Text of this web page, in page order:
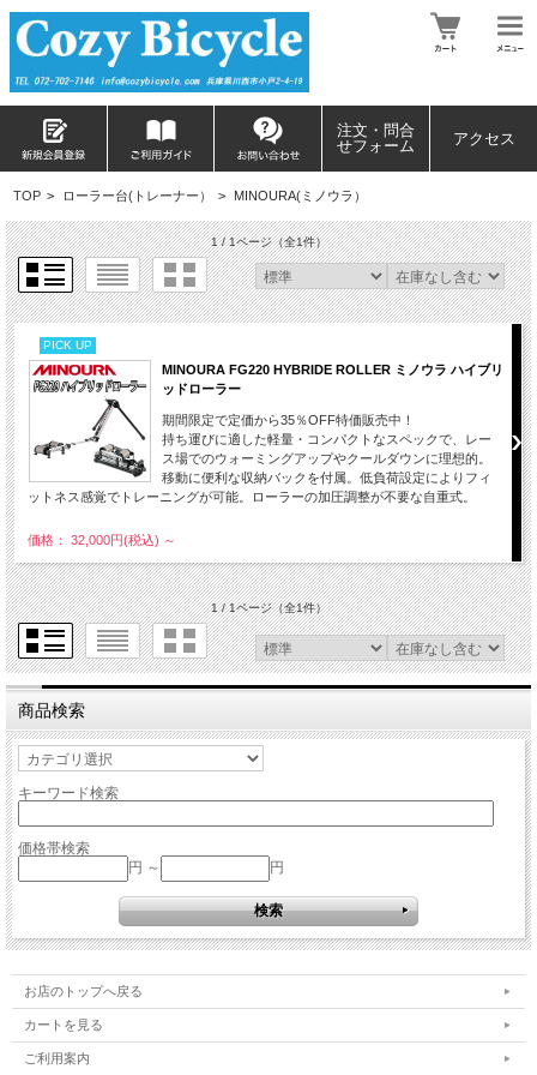
注文・問合
せフォーム
アクセス
TOP > ローラー台(トレーナー） > MINOURA(ミノウラ）
1 / 1ページ（全1件）
PICK UP
MINOURA FG220 HYBRIDE ROLLER ミノウラ ハイブリ
ッドローラー
期間限定で定価から35％OFF特価販売中！
持ち運びに適した軽量・コンパクトなスペックで、レー
ス場でのウォーミングアップやクールダウンに理想的。
移動に便利な収納バックを付属。低負荷設定によりフィ
ットネス感覚でトレーニングが可能。ローラーの加圧調整が不要な自重式。
価格： 32,000円(税込) ～
1 / 1ページ（全1件）
商品検索
キーワード検索
価格帯検索
円 ～
円
お店のトップへ戻る
カートを見る
ご利用案内